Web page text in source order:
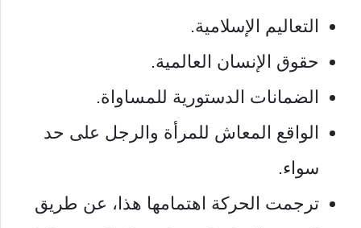
التعاليم الإسلامية.
حقوق الإنسان العالمية.
الضمانات الدستورية للمساواة.
الواقع المعاش للمرأة والرجل على حد
سواء.
ترجمت الحركة اهتمامها هذا، عن طريق